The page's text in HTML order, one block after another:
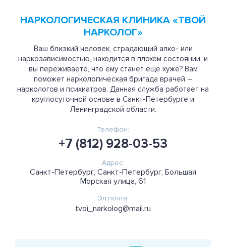
НАРКОЛОГИЧЕСКАЯ КЛИНИКА «ТВОЙ
НАРКОЛОГ»
Ваш близкий человек, страдающий алко- или
наркозависимостью, находится в плохом состоянии, и
вы переживаете, что ему станет еще хуже? Вам
поможет наркологическая бригада врачей –
наркологов и психиатров. Данная служба работает на
круглосуточной основе в Санкт-Петербурге и
Ленинградской области.
Телефон:
+7 (812) 928-03-53
Адрес:
Санкт-Петербург, Санкт-Петербург, Большая
Морская улица, 61
Эл.почта:
tvoi_narkolog@mail.ru